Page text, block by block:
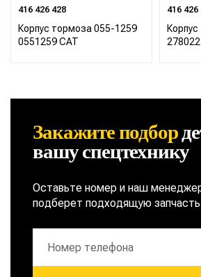
416 426 428
Корпус тормоза 055-1259
0551259 CAT
416 426
Закажите подбор
вашу спецтехнику
Оставьте номер и наш
подберет подходящую запчасть